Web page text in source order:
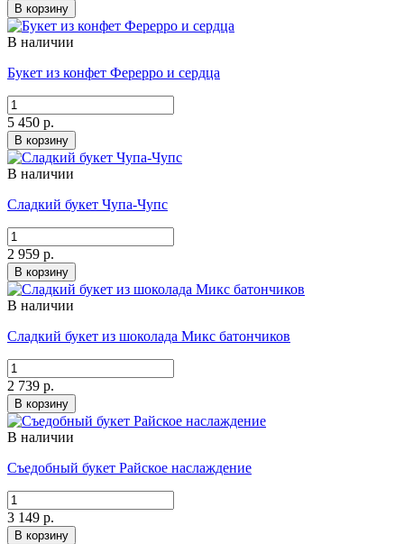
В корзину
В наличии
Букет из конфет Ферерро и сердца
5 450 р.
В корзину
В наличии
Сладкий букет Чупа-Чупс
2 959 р.
В корзину
В наличии
Сладкий букет из шоколада Микс батончиков
2 739 р.
В корзину
В наличии
Съедобный букет Райское наслаждение
3 149 р.
В корзину